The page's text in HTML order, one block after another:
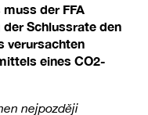
der FFA
Schlussrate den
verursachten
eines CO2-
nejpozději